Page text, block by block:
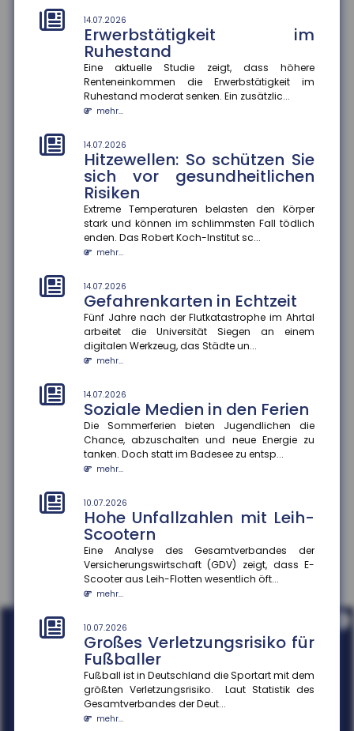
14.07.2026
Erwerbstätigkeit im
Ruhestand
Eine aktuelle Studie zeigt, dass höhere
Renteneinkommen die Erwerbstätigkeit im
Ruhestand moderat senken. Ein zusätzlic...
mehr...
14.07.2026
Hitzewellen: So schützen Sie
sich vor gesundheitlichen
Risiken
Extreme Temperaturen belasten den Körper
stark und können im schlimmsten Fall tödlich
enden. Das Robert Koch-Institut sc...
mehr...
14.07.2026
Gefahrenkarten in Echtzeit
Fünf Jahre nach der Flutkatastrophe im Ahrtal
arbeitet die Universität Siegen an einem
digitalen Werkzeug, das Städte un...
mehr...
14.07.2026
Soziale Medien in den Ferien
Die Sommerferien bieten Jugendlichen die
Chance, abzuschalten und neue Energie zu
tanken. Doch statt im Badesee zu entsp...
mehr...
10.07.2026
Hohe Unfallzahlen mit Leih-
Scootern
Eine Analyse des Gesamtverbandes der
Versicherungswirtschaft (GDV) zeigt, dass E-
Scooter aus Leih-Flotten wesentlich öft...
mehr...
10.07.2026
Großes Verletzungsrisiko für
Fußballer
Fußball ist in Deutschland die Sportart mit dem
größten Verletzungsrisiko. Laut Statistik des
Gesamtverbandes der Deut...
mehr...
10.07.2026
Zahl der Nichtschwimmer
nimmt zu
Laut einer aktuellen Umfrage können rund 20 Prozent
der Kinder im Alter von 9 bis 13 Jahren nicht
schwimmen. Das geht...
10.07.2026
Antragslose Kindergeldzahlung
Der Finanzausschuss hat die antragslose Zahlung
von Kindergeld beschlossen. Der Gesetzentwurf sieht
vor, dass das Kind...
mehr...
KI-Agenten in Unternehmen
KI-Agenten können durch die Verknüpfung von
Sprachmodellen und Datenquellen Prozesse
effizienter gestalten und Entscheid...
mehr...
Kaufkraftwahrnehmung und
Konsumverhalten
Die meisten Menschen in Deutschland schätzen ihre
Kaufkraft trotz objektiver Erholung der
Realeinkommen weiterhin als ge...
mehr...